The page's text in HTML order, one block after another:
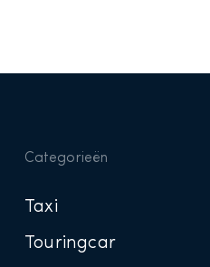
Categorieën
Taxi
Touringcar